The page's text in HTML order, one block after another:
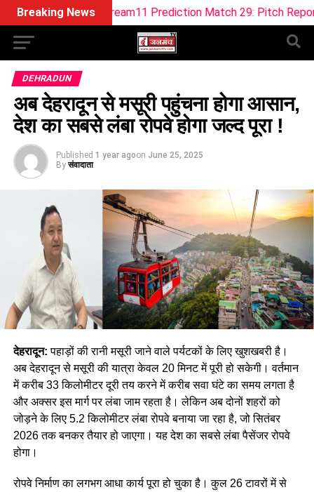
Breaking News
W Dream11 Prediction Match 29: Pitch Report, Playing 11,
DEHRADUN
अब देहरादून से मसूरी पहुंचना होगा आसान,
देश का सबसे लंबा रोपवे होगा जल्द पूरा !
Published 1 year agoon June 25, 2025
By संवादाता
देहरादून: पहाड़ों की रानी मसूरी जाने वाले पर्यटकों के लिए खुशखबरी है।
अब देहरादून से मसूरी की यात्रा केवल 20 मिनट में पूरी हो सकेगी। वर्तमान
में करीब 33 किलोमीटर दूरी तय करने में करीब सवा घंटे का समय लगता है
और अक्सर इस मार्ग पर लंबा जाम रहता है। लेकिन अब दोनों शहरों को
जोड़ने के लिए 5.2 किलोमीटर लंबा रोपवे बनाया जा रहा है, जो सितंबर
2026 तक बनकर तैयार हो जाएगा। यह देश का सबसे लंबा पैसेंजर रोपवे
होगा।
रोपवे निर्माण का लगभग आधा कार्य पूरा हो चुका है। कुल 26 टावरों में से